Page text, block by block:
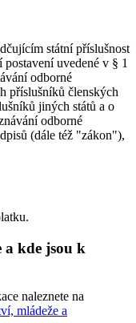
státní příslušnost
uvedené v § 1
odborné
příslušníků členských
jiných států a o
odborné
(dále též "zákon"),
a kde jsou k
naleznete na
mládeže a